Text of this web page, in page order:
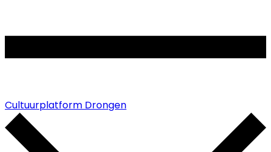
Cultuurplatform Drongen